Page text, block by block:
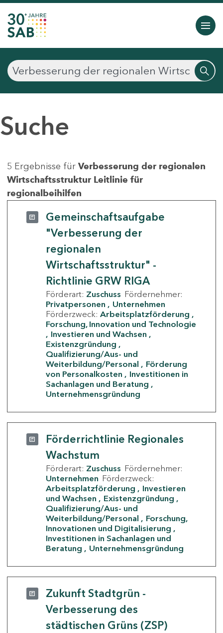
Suche
5 Ergebnisse für Verbesserung der regionalen
Wirtschaftsstruktur Leitlinie für
regionalbeihilfen
Gemeinschaftsaufgabe
"Verbesserung der
regionalen
Wirtschaftsstruktur" -
Richtlinie GRW RIGA
Förderart: Zuschuss Fördernehmer:
Privatpersonen
Unternehmen
Förderzweck: Arbeitsplatzförderung
Forschung, Innovation und Technologie
Investieren und Wachsen
Existenzgründung
Qualifizierung/Aus- und
Weiterbildung/Personal
Förderung
von Personalkosten
Investitionen in
Sachanlagen und Beratung
Unternehmensgründung
Förderrichtlinie Regionales
Wachstum
Förderart: Zuschuss Fördernehmer:
Unternehmen Förderzweck:
Arbeitsplatzförderung
Investieren
und Wachsen
Existenzgründung
Qualifizierung/Aus- und
Weiterbildung/Personal
Forschung,
Innovationen und Digitalisierung
Investitionen in Sachanlagen und
Beratung
Unternehmensgründung
Zukunft Stadtgrün -
Verbesserung des
städtischen Grüns (ZSP)